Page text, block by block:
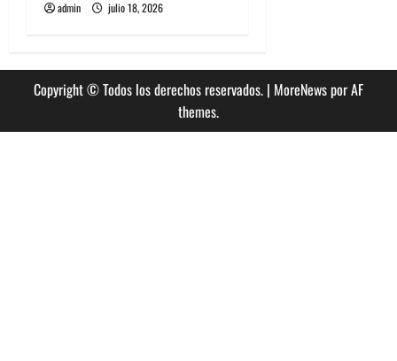
admin julio 18, 2026
Copyright © Todos los derechos reservados. | MoreNewspor AF
themes.